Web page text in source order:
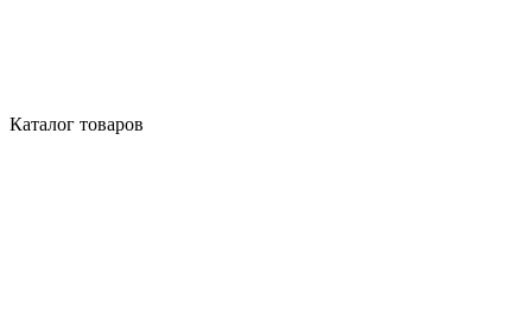
Каталог товаров